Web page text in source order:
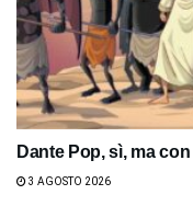
Dante Pop, sì, ma
3 AGOSTO 2026